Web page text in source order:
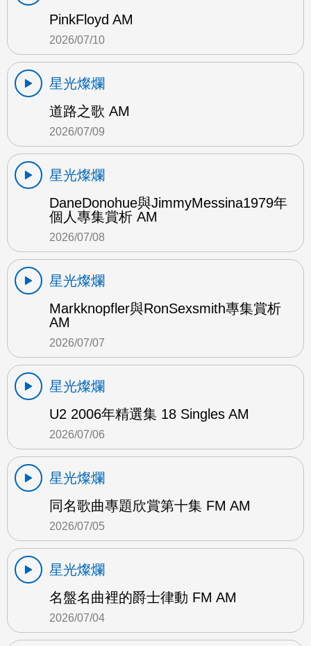
PinkFloyd AM
2026/07/10
星光燦爛
道路之歌 AM
2026/07/09
星光燦爛
DaneDonohue與JimmyMessina1979年
個人專集賞析 AM
2026/07/08
星光燦爛
Markknopfler與RonSexsmith專集賞析
AM
2026/07/07
星光燦爛
U2 2006年精選集 18 Singles AM
2026/07/06
星光燦爛
同名歌曲專題欣賞第十集 FM AM
2026/07/05
星光燦爛
名盤名曲裡的爵士律動 FM AM
2026/07/04